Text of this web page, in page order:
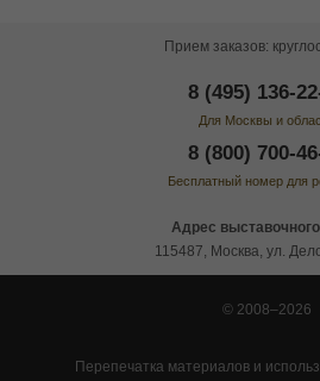
Прием заказов:
8 (495) 136-
Для Москвы и
8 (800) 700-
Бесплатный номер для
Адрес
115487, Москва, ул.
© 2008–2026
Перепечатка материалов и